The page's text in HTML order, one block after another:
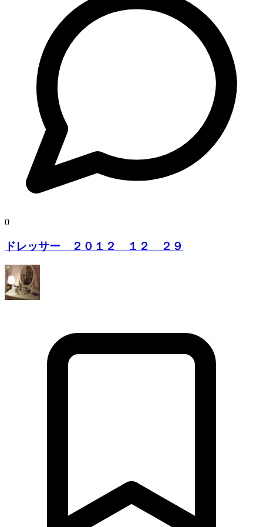
0
ドレッサー ２０１２ １２ ２９